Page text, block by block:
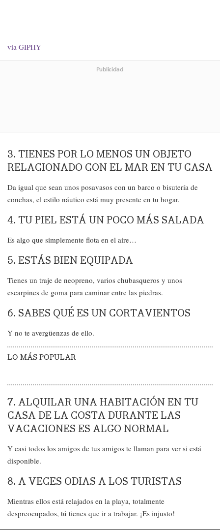
via GIPHY
Publicidad
3. TIENES POR LO MENOS UN OBJETO
RELACIONADO CON EL MAR EN TU CASA
Da igual que sean unos posavasos con un barco o bisutería de
conchas, el estilo náutico está muy presente en tu hogar.
4. TU PIEL ESTÁ UN POCO MÁS SALADA
Es algo que simplemente flota en el aire…
5. ESTÁS BIEN EQUIPADA
Tienes un traje de neopreno, varios chubasqueros y unos
escarpines de goma para caminar entre las piedras.
6. SABES QUÉ ES UN CORTAVIENTOS
Y no te avergüenzas de ello.
LO MÁS POPULAR
7. ALQUILAR UNA HABITACIÓN EN TU
CASA DE LA COSTA DURANTE LAS
VACACIONES ES ALGO NORMAL
Y casi todos los amigos de tus amigos te llaman para ver si está
disponible.
8. A VECES ODIAS A LOS TURISTAS
Mientras ellos está relajados en la playa, totalmente
despreocupados, tú tienes que ir a trabajar. ¡Es injusto!